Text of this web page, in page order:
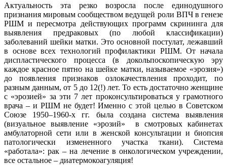
Актуальность эта резко возросла после единодушного
признания мировым сообществом ведущей роли ВПЧ в генезе
РШМ и пересмотра действующих программ скрининга для
выявления предраковых (по любой классификации)
заболеваний шейки матки. Это основной постулат, лежавший
в основе всех технологий профилактики РШМ. От начала
диспластического процесса (в докольпоскопическую эру
каждое красное пятно на шейке матки, называемое «эрозия»)
до появления признаков озлокачествления проходит, по
разным данным, от 5 до 12(!) лет. То есть достаточно женщине
с «эрозией» за эти 7 лет проконсультироваться у грамотного
врача – и РШМ не будет! Именно с этой целью в Советском
Союзе 1950–1960-х гг. была создана система выявления
(визуальное выявление «эрозий» в смотровых кабинетах
амбулаторной сети или в женской консультации и биопсия
патологически измененного участка ткани). Система
«работала»: рак – на лечение в онкологическом учреждении,
все остальное – диатермокоагуляция!